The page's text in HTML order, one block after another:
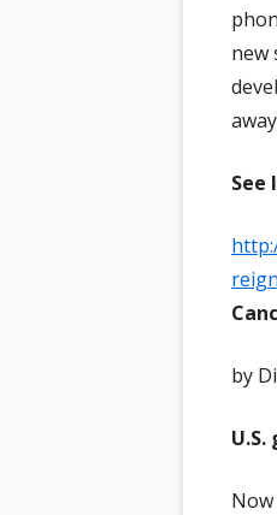
new
by